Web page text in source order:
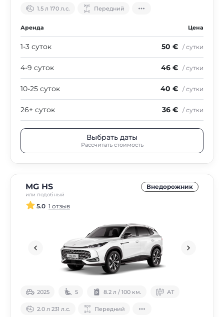
1.5 л 170 л.с. Передний
Аренда Цена
1-3 суток 50 € / сутки
4-9 суток 46 € / сутки
10-25 суток 40 € / сутки
26+ суток 36 € / сутки
Выбрать даты
Рассчитать стоимость
MG HS
или подобный
Внедорожник
5.0 1 отзыв
2025 5 8.2 л / 100 км. АТ
2.0 л 231 л.с. Передний